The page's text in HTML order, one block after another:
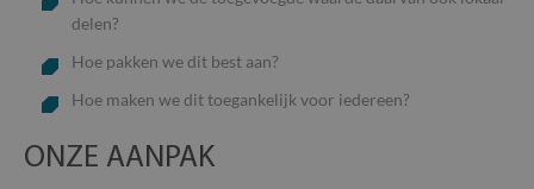
delen?
Hoe pakken we dit best aan?
Hoe maken we dit toegankelijk voor iedereen?
ONZE AANPAK